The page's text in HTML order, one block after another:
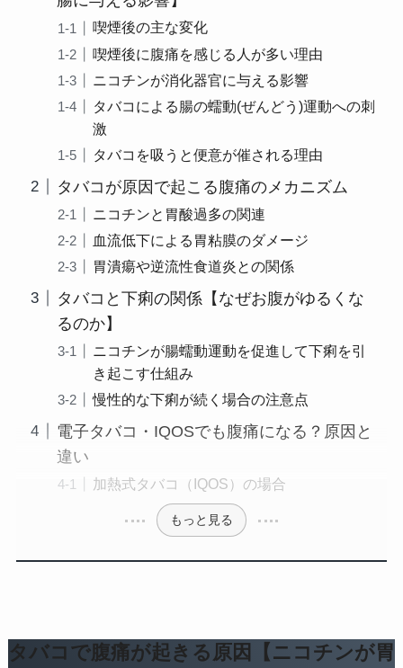
喫煙後の主な変化
喫煙後に腹痛を感じる人が多い理由
ニコチンが消化器官に与える影響
タバコによる腸の蠕動(ぜんどう)運動への刺
激
タバコを吸うと便意が催される理由
タバコが原因で起こる腹痛のメカニズム
ニコチンと胃酸過多の関連
血流低下による胃粘膜のダメージ
胃潰瘍や逆流性食道炎との関係
タバコと下痢の関係【なぜお腹がゆるくな
るのか】
ニコチンが腸蠕動運動を促進して下痢を引
き起こす仕組み
慢性的な下痢が続く場合の注意点
電子タバコ・IQOSでも腹痛になる？原因と
違い
加熱式タバコ（IQOS）の場合
もっと見る
タバコで腹痛が起きる原因【ニコチンが胃